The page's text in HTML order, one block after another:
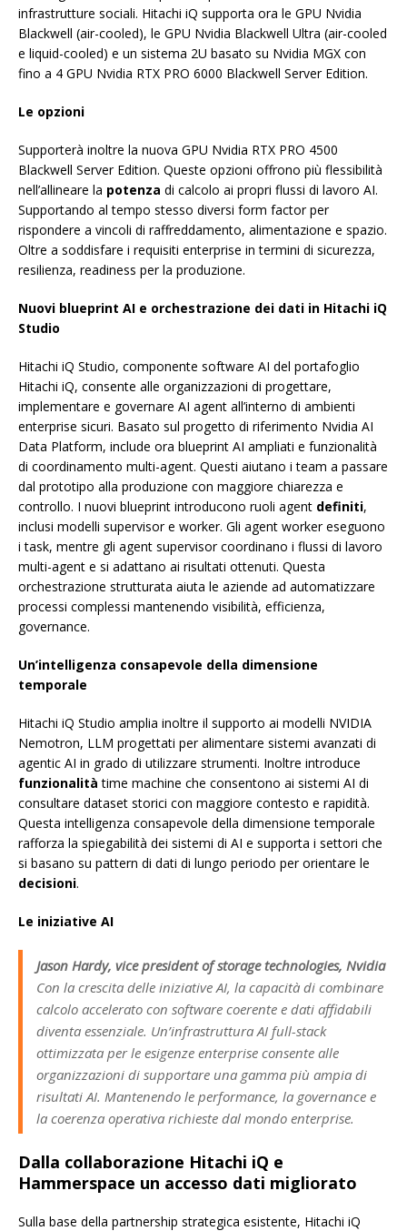
infrastrutture sociali. Hitachi iQ supporta ora le GPU Nvidia
Blackwell (air-cooled), le GPU Nvidia Blackwell Ultra (air-cooled
e liquid-cooled) e un sistema 2U basato su Nvidia MGX con
fino a 4 GPU Nvidia RTX PRO 6000 Blackwell Server Edition.
Le opzioni
Supporterà inoltre la nuova GPU Nvidia RTX PRO 4500
Blackwell Server Edition. Queste opzioni offrono più flessibilità
nell’allineare la potenza di calcolo ai propri flussi di lavoro AI.
Supportando al tempo stesso diversi form factor per
rispondere a vincoli di raffreddamento, alimentazione e spazio.
Oltre a soddisfare i requisiti enterprise in termini di sicurezza,
resilienza, readiness per la produzione.
Nuovi blueprint AI e orchestrazione dei dati in Hitachi iQ
Studio
Hitachi iQ Studio, componente software AI del portafoglio
Hitachi iQ, consente alle organizzazioni di progettare,
implementare e governare AI agent all’interno di ambienti
enterprise sicuri. Basato sul progetto di riferimento Nvidia AI
Data Platform, include ora blueprint AI ampliati e funzionalità
di coordinamento multi-agent. Questi aiutano i team a passare
dal prototipo alla produzione con maggiore chiarezza e
controllo. I nuovi blueprint introducono ruoli agent definiti,
inclusi modelli supervisor e worker. Gli agent worker eseguono
i task, mentre gli agent supervisor coordinano i flussi di lavoro
multi-agent e si adattano ai risultati ottenuti. Questa
orchestrazione strutturata aiuta le aziende ad automatizzare
processi complessi mantenendo visibilità, efficienza,
governance.
Un’intelligenza consapevole della dimensione
temporale
Hitachi iQ Studio amplia inoltre il supporto ai modelli NVIDIA
Nemotron, LLM progettati per alimentare sistemi avanzati di
agentic AI in grado di utilizzare strumenti. Inoltre introduce
funzionalità time machine che consentono ai sistemi AI di
consultare dataset storici con maggiore contesto e rapidità.
Questa intelligenza consapevole della dimensione temporale
rafforza la spiegabilità dei sistemi di AI e supporta i settori che
si basano su pattern di dati di lungo periodo per orientare le
decisioni.
Le iniziative AI
Jason Hardy, vice president of storage technologies, Nvidia
Con la crescita delle iniziative AI, la capacità di combinare
calcolo accelerato con software coerente e dati affidabili
diventa essenziale. Un’infrastruttura AI full-stack
ottimizzata per le esigenze enterprise consente alle
organizzazioni di supportare una gamma più ampia di
risultati AI. Mantenendo le performance, la governance e
la coerenza operativa richieste dal mondo enterprise.
Dalla collaborazione Hitachi iQ e
Hammerspace un accesso dati migliorato
Sulla base della partnership strategica esistente, Hitachi iQ